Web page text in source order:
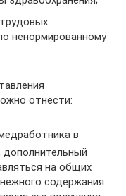
ненормированному
отнести:
в
на общих
содержания